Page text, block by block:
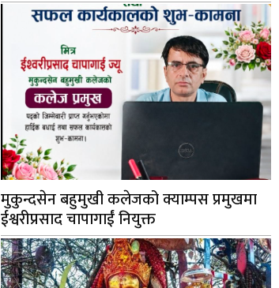
मुकुन्दसेन बहुमुखी कलेजको क्याम्पस प्रमुखमा
ईश्वरीप्रसाद चापागाईं नियुक्त